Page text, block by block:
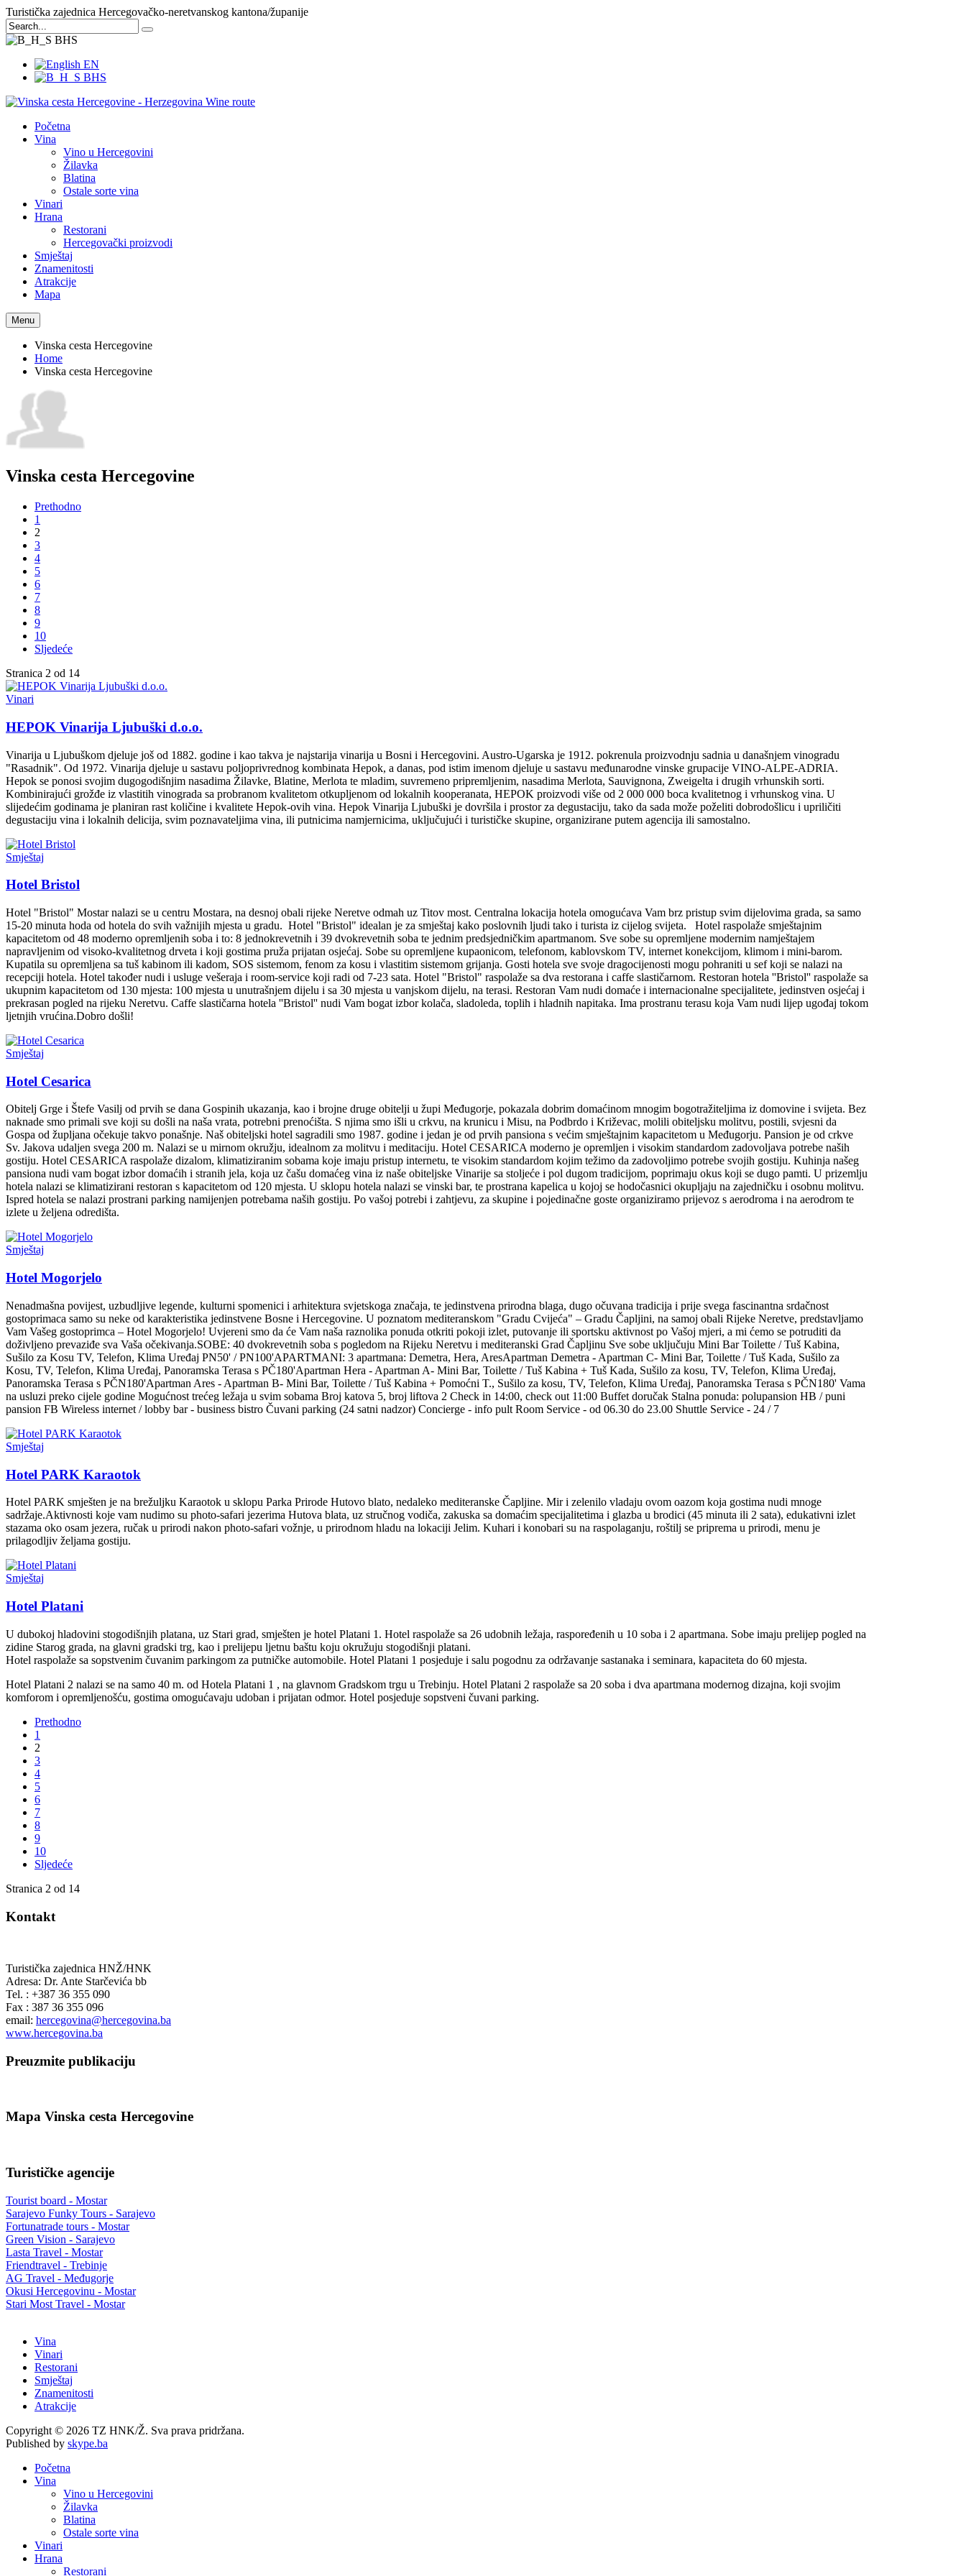
Turistička zajednica Hercegovačko-neretvanskog kantona/županije
BHS
EN
BHS
Početna
Vina
Vino u Hercegovini
Žilavka
Blatina
Ostale sorte vina
Vinari
Hrana
Restorani
Hercegovački proizvodi
Smještaj
Znamenitosti
Atrakcije
Mapa
Menu
Vinska cesta Hercegovine
Home
Vinska cesta Hercegovine
Vinska cesta Hercegovine
Prethodno
1
2
3
4
5
6
7
8
9
10
Sljedeće
Stranica 2 od 14
Vinari
HEPOK Vinarija Ljubuški d.o.o.
Vinarija u Ljubuškom djeluje još od 1882. godine i kao takva je najstarija vinarija u Bosni i Hercegovini. Austro-Ugarska je 1912. pokrenula proizvodnju sadnia u današnjem vinogradu
"Rasadnik". Od 1972. Vinarija djeluje u sastavu poljoprivrednog kombinata Hepok, a danas, pod istim imenom djeluje u sastavu međunarodne vinske grupacije VINO-ALPE-ADRIA.
Hepok se ponosi svojim dugogodišnjim nasadima Žilavke, Blatine, Merlota te mladim, suvremeno pripremljenim, nasadima Merlota, Sauvignona, Zweigelta i drugih vrhunskih sorti.
Kombinirajući grožđe iz vlastitih vinograda sa probranom kvalitetom otkupljenom od lokalnih kooperanata, HEPOK proizvodi više od 2 000 000 boca kvalitetnog i vrhunskog vina. U
slijedećim godinama je planiran rast količine i kvalitete Hepok-ovih vina. Hepok Vinarija Ljubuški je dovršila i prostor za degustaciju, tako da sada može poželiti dobrodošlicu i upriličiti
degustaciju vina i lokalnih delicija, svim poznavateljima vina, ili putnicima namjernicima, uključujući i turističke skupine, organizirane putem agencija ili samostalno.
Smještaj
Hotel Bristol
Hotel "Bristol" Mostar nalazi se u centru Mostara, na desnoj obali rijeke Neretve odmah uz Titov most. Centralna lokacija hotela omogućava Vam brz pristup svim dijelovima grada, sa samo
15-20 minuta hoda od hotela do svih važnijih mjesta u gradu. Hotel "Bristol" idealan je za smještaj kako poslovnih ljudi tako i turista iz cijelog svijeta. Hotel raspolaže smještajnim
kapacitetom od 48 moderno opremljenih soba i to: 8 jednokrevetnih i 39 dvokrevetnih soba te jednim predsjedničkim apartmanom. Sve sobe su opremljene modernim namještajem
napravljenim od visoko-kvalitetnog drveta i koji gostima pruža prijatan osjećaj. Sobe su opremljene kupaonicom, telefonom, kablovskom TV, internet konekcijom, klimom i mini-barom.
Kupatila su opremljena sa tuš kabinom ili kadom, SOS sistemom, fenom za kosu i vlastitim sistemom grijanja. Gosti hotela sve svoje dragocijenosti mogu pohraniti u sef koji se nalazi na
recepciji hotela. Hotel također nudi i usluge vešeraja i room-service koji radi od 7-23 sata. Hotel "Bristol" raspolaže sa dva restorana i caffe slastičarnom. Restoran hotela ''Bristol'' raspolaže sa
ukupnim kapacitetom od 130 mjesta: 100 mjesta u unutrašnjem dijelu i sa 30 mjesta u vanjskom dijelu, na terasi. Restoran Vam nudi domaće i internacionalne specijalitete, jedinstven osjećaj i
prekrasan pogled na rijeku Neretvu. Caffe slastičarna hotela ''Bristol'' nudi Vam bogat izbor kolača, sladoleda, toplih i hladnih napitaka. Ima prostranu terasu koja Vam nudi lijep ugođaj tokom
ljetnjih vrućina.Dobro došli!
Smještaj
Hotel Cesarica
Obitelj Grge i Štefe Vasilj od prvih se dana Gospinih ukazanja, kao i brojne druge obitelji u župi Međugorje, pokazala dobrim domaćinom mnogim bogotražiteljima iz domovine i svijeta. Bez
naknade smo primali sve koji su došli na naša vrata, potrebni prenoćišta. S njima smo išli u crkvu, na krunicu i Misu, na Podbrdo i Križevac, molili obiteljsku molitvu, postili, svjesni da
Gospa od župljana očekuje takvo ponašnje. Naš obiteljski hotel sagradili smo 1987. godine i jedan je od prvih pansiona s većim smještajnim kapacitetom u Međugorju. Pansion je od crkve
Sv. Jakova udaljen svega 200 m. Nalazi se u mirnom okružju, idealnom za molitvu i meditaciju. Hotel CESARICA moderno je opremljen i visokim standardom zadovoljava potrebe naših
gostiju. Hotel CESARICA raspolaže dizalom, klimatiziranim sobama koje imaju pristup internetu, te visokim standardom kojim težimo da zadovoljimo potrebe svojih gostiju. Kuhinja našeg
pansiona nudi vam bogat izbor domaćih i stranih jela, koja uz čašu domaćeg vina iz naše obiteljske Vinarije sa stoljeće i pol dugom tradicijom, poprimaju okus koji se dugo pamti. U prizemlju
hotela nalazi se klimatizirani restoran s kapacitetom od 120 mjesta. U sklopu hotela nalazi se vinski bar, te prostrana kapelica u kojoj se hodočasnici okupljaju na zajedničku i osobnu molitvu.
Ispred hotela se nalazi prostrani parking namijenjen potrebama naših gostiju. Po vašoj potrebi i zahtjevu, za skupine i pojedinačne goste organiziramo prijevoz s aerodroma i na aerodrom te
izlete u željena odredišta.
Smještaj
Hotel Mogorjelo
Nenadmašna povijest, uzbudljive legende, kulturni spomenici i arhitektura svjetskoga značaja, te jedinstvena prirodna blaga, dugo očuvana tradicija i prije svega fascinantna srdačnost
gostoprimaca samo su neke od karakteristika jedinstvene Bosne i Hercegovine. U poznatom mediteranskom "Gradu Cvijeća" – Gradu Čapljini, na samoj obali Rijeke Neretve, predstavljamo
Vam Vašeg gostoprimca – Hotel Mogorjelo! Uvjereni smo da će Vam naša raznolika ponuda otkriti pokoji izlet, putovanje ili sportsku aktivnost po Vašoj mjeri, a mi ćemo se potruditi da
doživljeno prevaziđe sva Vaša očekivanja.SOBE: 40 dvokrevetnih soba s pogledom na Rijeku Neretvu i mediteranski Grad Čapljinu Sve sobe uključuju Mini Bar Toilette / Tuš Kabina,
Sušilo za Kosu TV, Telefon, Klima Uređaj PN50' / PN100'APARTMANI: 3 apartmana: Demetra, Hera, AresApartman Demetra - Apartman C- Mini Bar, Toilette / Tuš Kada, Sušilo za
Kosu, TV, Telefon, Klima Uređaj, Panoramska Terasa s PČ180'Apartman Hera - Apartman A- Mini Bar, Toilette / Tuš Kabina + Tuš Kada, Sušilo za kosu, TV, Telefon, Klima Uređaj,
Panoramska Terasa s PČN180'Apartman Ares - Apartman B- Mini Bar, Toilette / Tuš Kabina + Pomoćni T., Sušilo za kosu, TV, Telefon, Klima Uređaj, Panoramska Terasa s PČN180' Vama
na usluzi preko cijele godine Mogućnost trećeg ležaja u svim sobama Broj katova 5, broj liftova 2 Check in 14:00, check out 11:00 Buffet doručak Stalna ponuda: polupansion HB / puni
pansion FB Wireless internet / lobby bar - business bistro Čuvani parking (24 satni nadzor) Concierge - info pult Room Service - od 06.30 do 23.00 Shuttle Service - 24 / 7
Smještaj
Hotel PARK Karaotok
Hotel PARK smješten je na brežuljku Karaotok u sklopu Parka Prirode Hutovo blato, nedaleko mediteranske Čapljine. Mir i zelenilo vladaju ovom oazom koja gostima nudi mnoge
sadržaje.Aktivnosti koje vam nudimo su photo-safari jezerima Hutova blata, uz stručnog vodiča, zakuska sa domaćim specijalitetima i glazba u brodici (45 minuta ili 2 sata), edukativni izlet
stazama oko osam jezera, ručak u prirodi nakon photo-safari vožnje, u prirodnom hladu na lokaciji Jelim. Kuhari i konobari su na raspolaganju, roštilj se priprema u prirodi, menu je
prilagodljiv željama gostiju.
Smještaj
Hotel Platani
U dubokoj hladovini stogodišnjih platana, uz Stari grad, smješten je hotel Platani 1. Hotel raspolaže sa 26 udobnih ležaja, raspoređenih u 10 soba i 2 apartmana. Sobe imaju prelijep pogled na
zidine Starog grada, na glavni gradski trg, kao i prelijepu ljetnu baštu koju okružuju stogodišnji platani.
Hotel raspolaže sa sopstvenim čuvanim parkingom za putničke automobile. Hotel Platani 1 posjeduje i salu pogodnu za održavanje sastanaka i seminara, kapaciteta do 60 mjesta.
Hotel Platani 2 nalazi se na samo 40 m. od Hotela Platani 1 , na glavnom Gradskom trgu u Trebinju. Hotel Platani 2 raspolaže sa 20 soba i dva apartmana modernog dizajna, koji svojim
komforom i opremljenošću, gostima omogućavaju udoban i prijatan odmor. Hotel posjeduje sopstveni čuvani parking.
Prethodno
1
2
3
4
5
6
7
8
9
10
Sljedeće
Stranica 2 od 14
Kontakt
Turistička zajednica HNŽ/HNK
Adresa: Dr. Ante Starčevića bb
Tel. : +387 36 355 090
Fax : 387 36 355 096
email: hercegovina@hercegovina.ba
www.hercegovina.ba
Preuzmite publikaciju
Mapa Vinska cesta Hercegovine
Turističke agencije
Tourist board - Mostar
Sarajevo Funky Tours - Sarajevo
Fortunatrade tours - Mostar
Green Vision - Sarajevo
Lasta Travel - Mostar
Friendtravel - Trebinje
AG Travel - Međugorje
Okusi Hercegovinu - Mostar
Stari Most Travel - Mostar
Vina
Vinari
Restorani
Smještaj
Znamenitosti
Atrakcije
Copyright © 2026 TZ HNK/Ž. Sva prava pridržana.
Published by skype.ba
Početna
Vina
Vino u Hercegovini
Žilavka
Blatina
Ostale sorte vina
Vinari
Hrana
Restorani